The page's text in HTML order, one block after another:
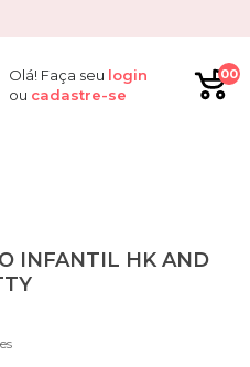
Olá! Faça seu login
ou cadastre-se
00
INFANTIL HK AND